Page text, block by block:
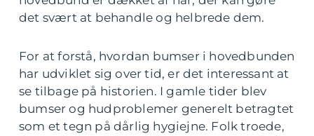
det svært at behandle og helbrede dem.
For at forstå, hvordan bumser i hovedbunden
har udviklet sig over tid, er det interessant at
se tilbage på historien. I gamle tider blev
bumser og hudproblemer generelt betragtet
som et tegn på dårlig hygiejne. Folk troede,